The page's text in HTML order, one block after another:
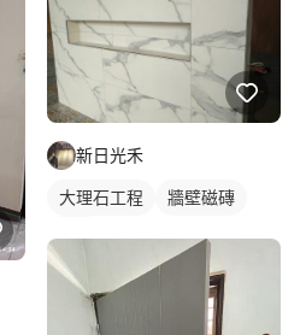
新日光禾
大理石工程
牆壁磁磚